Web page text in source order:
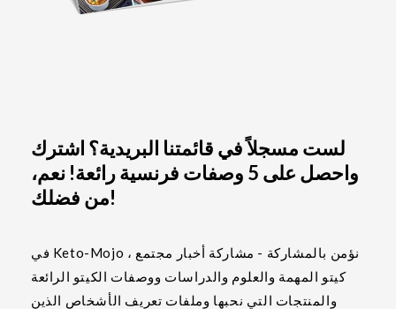
لست مسجلاً في قائمتنا البريدية؟ اشترك
واحصل على 5 وصفات فرنسية رائعة! نعم،
من فضلك!
في Keto-Mojo ، نؤمن بالمشاركة - مشاركة أخبار مجتمع
كيتو المهمة والعلوم والدراسات ووصفات الكيتو الرائعة
والمنتجات التي نحبها وملفات تعريف الأشخاص الذين